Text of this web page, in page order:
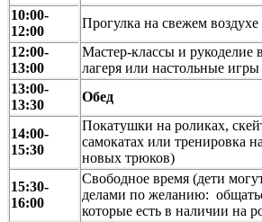
10:00-
12:00
Прогулка на свежем
12:00-
13:00
Мастер-классы и рукоделие
лагеря или настольные игры
13:00-
13:30
Обед
14:00-
15:30
Покатушки на роликах,
самокатах или тренировка
новых трюков)
15:30-
16:00
Свободное время (дети
делами по желанию:
которые есть в наличии на